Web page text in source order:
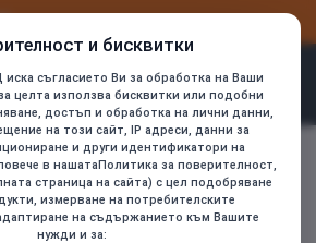
и бисквитки
съгласието Ви за обработка на Ваши
целта използва бисквитки или подобни
достъп и обработка на лични данни,
на този сайт, IP адреси, данни за
и други идентификатори на
в нашатаПолитика за поверителност,
страница на сайта) с цел подобряване
измерване на потребителските
на съдържанието към Вашите
нужди и за:
MW-1 Wireless Yellow